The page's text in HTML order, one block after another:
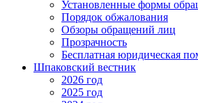
Установленные формы
Порядок обжалования
Обзоры обращений лиц
Прозрачность
Бесплатная юридическая
Шпаковский вестник
2026 год
2025 год